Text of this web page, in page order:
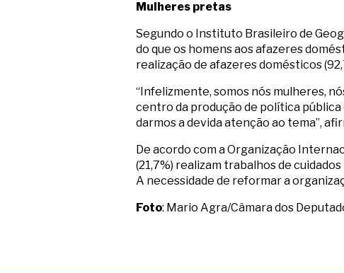
Mulheres pretas
Segundo o Instituto Brasileiro de
do que os homens aos afazeres
realização de afazeres domésticos
“Infelizmente, somos nós mulheres,
centro da produção de política pública
darmos a devida atenção ao tema”,
De acordo com a Organização
(21,7%) realizam trabalhos de
A necessidade de reformar a
Foto: Mario Agra/Câmara dos